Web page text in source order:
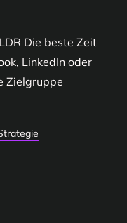
Die beste Zeit
LinkedIn oder
Zielgruppe